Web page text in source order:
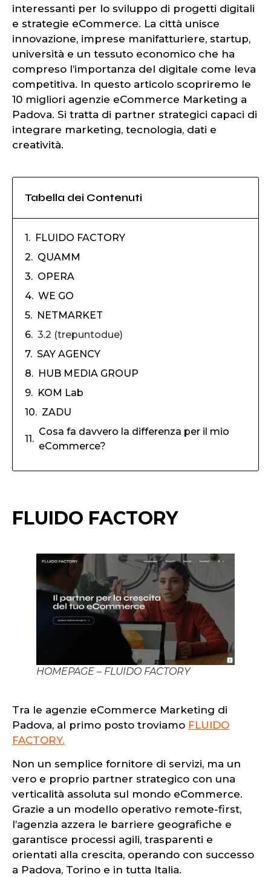
interessanti per lo sviluppo di progetti digitali
e strategie eCommerce. La città unisce
innovazione, imprese manifatturiere, startup,
università e un tessuto economico che ha
compreso l’importanza del digitale come leva
competitiva. In questo articolo scopriremo le
10 migliori agenzie eCommerce Marketing a
Padova. Si tratta di partner strategici capaci di
integrare marketing, tecnologia, dati e
creatività.
Tabella dei Contenuti
FLUIDO FACTORY
QUAMM
OPERA
WE GO
NETMARKET
3.2 (trepuntodue)
SAY AGENCY
HUB MEDIA GROUP
KOM Lab
ZADU
Cosa fa davvero la differenza per il mio
eCommerce?
FLUIDO FACTORY
HOMEPAGE – FLUIDO FACTORY
Tra le agenzie eCommerce Marketing di
Padova, al primo posto troviamo FLUIDO
FACTORY.
Non un semplice fornitore di servizi, ma un
vero e proprio partner strategico con una
verticalità assoluta sul mondo eCommerce.
Grazie a un modello operativo remote-first,
l’agenzia azzera le barriere geografiche e
garantisce processi agili, trasparenti e
orientati alla crescita, operando con successo
a Padova, Torino e in tutta Italia.